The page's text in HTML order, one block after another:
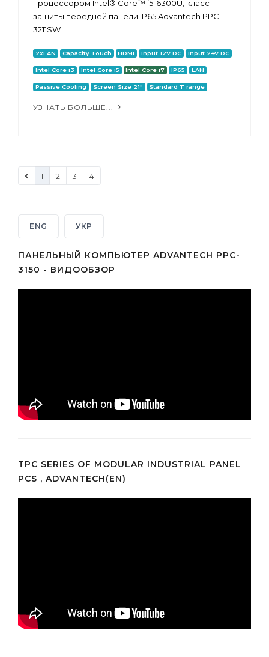
процессором Intel® Core™ i5-6300U, класс
защиты передней панели IP65 Advantech PPC-
3211SW
2xLAN Capacity Touch HDMI Input 12V DC Input 24V DC
Intel Core i3 Intel Core i5 Intel Core i7 IP65 LAN
Passive Cooling Screen Size 21" Standard T range
УЗНАТЬ БОЛЬШЕ...
1 2 3 4
ENG УКР
ПАНЕЛЬНЫЙ КОМПЬЮТЕР ADVANTECH PPC-
3150 - ВИДООБЗОР
TPC SERIES OF MODULAR INDUSTRIAL PANEL
PCS , ADVANTECH(EN)